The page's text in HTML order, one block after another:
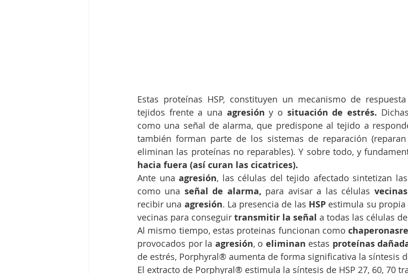
Estas proteínas HSP, constituyen un mecanismo de
tejidos frente a una agresión y o situación de estrés.
como una señal de alarma, que predispone al tejido a
también forman parte de los sistemas de reparación
eliminan las proteínas no reparables). Y sobre todo, y
hacia fuera (así curan las cicatrices).
Ante una agresión, las células del tejido afectado sintetizan
como una señal de alarma, para avisar a las células vecinas
recibir una agresión. La presencia de las HSP estimula su
vecinas para conseguir transmitir la señal a todas las células
Al mismo tiempo, estas proteinas funcionan como
provocados por la agresión, o eliminan estas proteínas
de estrés, Porphyral® aumenta de forma significativa la síntesis